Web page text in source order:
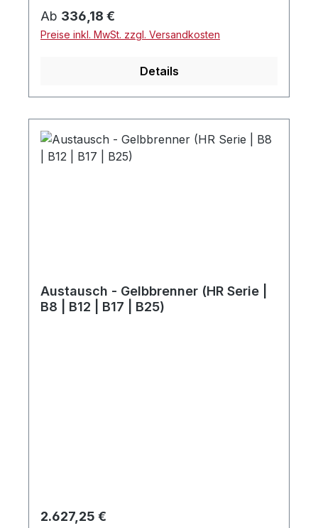
mit einem elektrischen Antrieb versehen. Es
wird für die Zweipunktregelung als Mischer
bzw. Verteiler im Heizwassersystem
Kesselthermostat oder ein Raumthermostat
gesteuert.
Regulärer Preis:
Ab 336,18 €
Preise inkl. MwSt. zzgl. Versandkosten
Details
Austausch - Gelbbrenner (HR Serie |
B8 | B12 | B17 | B25)
Regulärer Preis:
2.627,25 €